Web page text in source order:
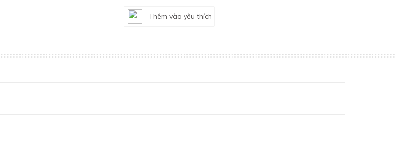
Thêm vào yêu thích